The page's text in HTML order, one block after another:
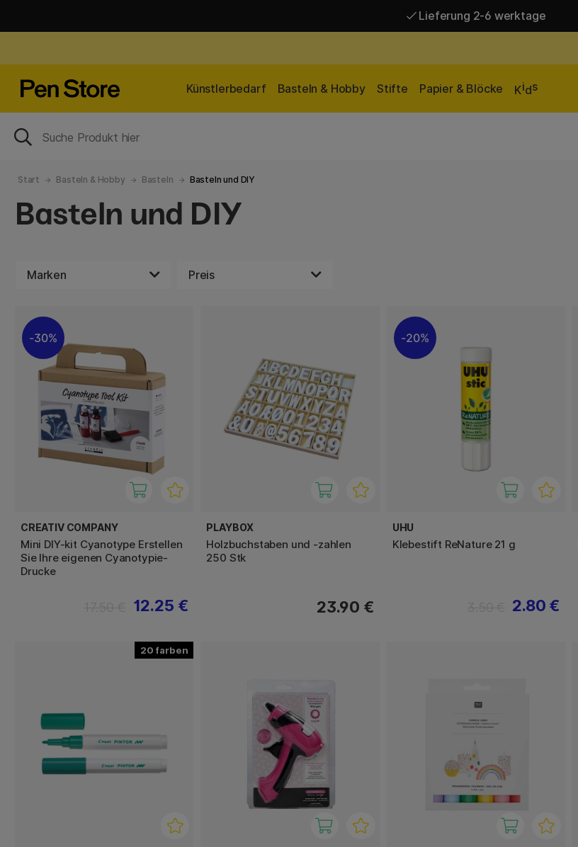
Lieferung 2-6 werktage
Künstlerbedarf Basteln & Hobby Stifte Papier & Blöcke Kids
Start Basteln & Hobby Basteln Basteln und DIY
Basteln und DIY
Marken Preis
30%
CREATIV COMPANY
Mini DIY-kit Cyanotype Erstellen
Sie Ihre eigenen Cyanotypie-
Drucke
12.25 €
PLAYBOX
Holzbuchstaben und -zahlen
250 Stk
23.90 €
20%
UHU
Klebestift ReNature 21 g
2.80 €
20